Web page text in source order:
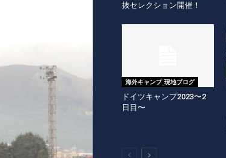
抜セレクション開催！
海外キャンプ_現地ブログ
ドイツキャンプ2023〜2
日目〜